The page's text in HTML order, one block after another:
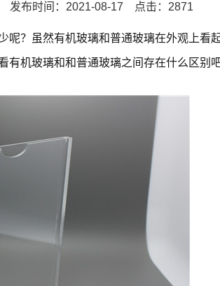
发布时间：2021-08-17 点击：2871
？虽然有机玻璃和普通玻璃在外观上看
机玻璃和和普通玻璃之间存在什么区别吧